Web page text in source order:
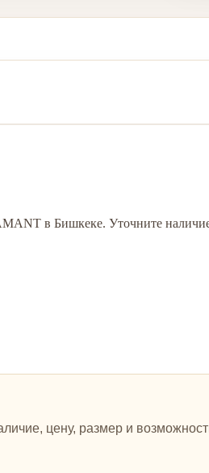
в Бишкеке. Уточните
цену, размер и